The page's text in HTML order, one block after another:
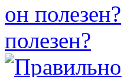
полезен?